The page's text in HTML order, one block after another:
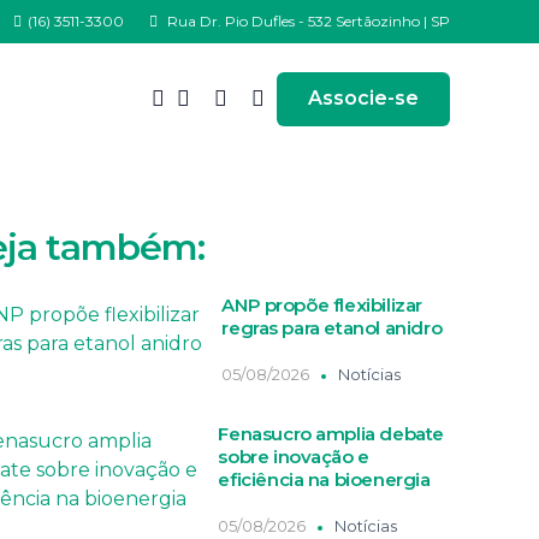
(16) 3511-3300 Rua Dr. Pio Dufles - 532 Sertãozinho | SP
Associe-se
também:
ANP propõe flexibilizar
regras para etanol anidro
05/08/2026 Notícias
Fenasucro amplia debate
sobre inovação e
eficiência na bioenergia
05/08/2026 Notícias